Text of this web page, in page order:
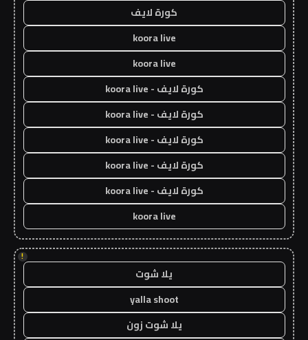
كورة لايف
koora live
koora live
كورة لايف - koora live
كورة لايف - koora live
كورة لايف - koora live
كورة لايف - koora live
كورة لايف - koora live
koora live
!
يلا شوت
yalla shoot
يلا شوت زون